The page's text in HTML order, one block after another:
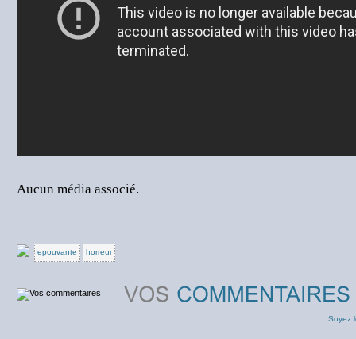
Aucun média associé.
epouvante horreur
Soyez